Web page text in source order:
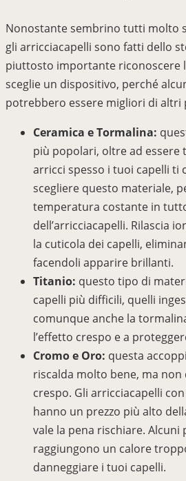
Nonostante sembrino tutti molto
gli arricciacapelli sono fatti dello
piuttosto importante riconoscere
sceglie un dispositivo, perché
potrebbero essere migliori di altri
Ceramica e Tormalina:
più popolari, oltre ad essere
arricci spesso i tuoi capelli ti
scegliere questo materiale,
temperatura costante in
dell’arricciacapelli. Rilascia
la cuticola dei capelli,
facendoli apparire brillanti.
Titanio: questo tipo di
capelli più difficili, quelli
comunque anche la
l’effetto crespo e a
Cromo e Oro: questa
riscalda molto bene, ma non
crespo. Gli arricciacapelli
hanno un prezzo più alto
vale la pena rischiare. Alcuni
raggiungono un calore
danneggiare i tuoi capelli.